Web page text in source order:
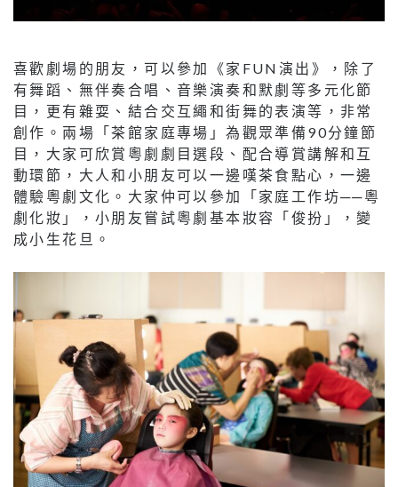
喜歡劇場的朋友，可以參加《家FUN演出》，除了
有舞蹈、無伴奏合唱、音樂演奏和默劇等多元化節
目，更有雜耍、結合交互繩和街舞的表演等，非常
創作。兩場「茶館家庭專場」為觀眾準備90分鐘節
目，大家可欣賞粵劇劇目選段、配合導賞講解和互
動環節，大人和小朋友可以一邊嘆茶食點心，一邊
體驗粵劇文化。大家仲可以參加「家庭工作坊──粵
劇化妝」，小朋友嘗試粵劇基本妝容「俊扮」，變
成小生花旦。